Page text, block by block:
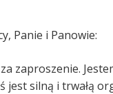
Panie i Panowie:
zaproszenie.
jest silną i trwałą